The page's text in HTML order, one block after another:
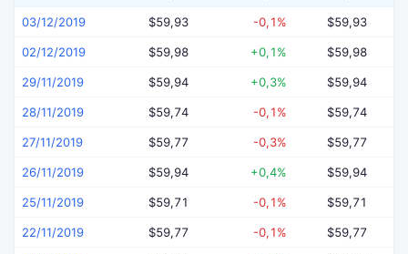
03/12/2019 $59,93 -0,1% $59,93
02/12/2019 $59,98 +0,1% $59,98
29/11/2019 $59,94 +0,3% $59,94
28/11/2019 $59,74 -0,1% $59,74
27/11/2019 $59,77 -0,3% $59,77
26/11/2019 $59,94 +0,4% $59,94
25/11/2019 $59,71 -0,1% $59,71
22/11/2019 $59,77 -0,1% $59,77